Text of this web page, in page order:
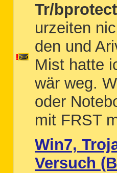
Tr/
urzeiten
den und
Mist hatte
wär weg.
oder
mit FRST
Win7,
Versuch